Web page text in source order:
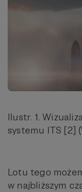
Ilustr. 1.
systemu ITS [2]
Lotu tego
w najbliższym